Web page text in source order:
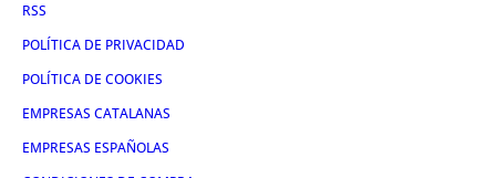
RSS
POLÍTICA DE PRIVACIDAD
POLÍTICA DE COOKIES
EMPRESAS CATALANAS
EMPRESAS ESPAÑOLAS